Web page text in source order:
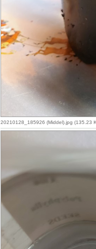
20210128_185926 (Middel).jpg (135.23